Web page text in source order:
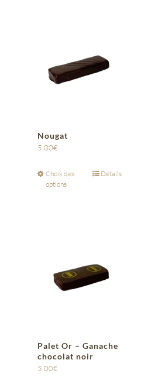
Nougat
5,00€
Choix des
options
Détails
Palet Or – Ganache
chocolat noir
5,00€